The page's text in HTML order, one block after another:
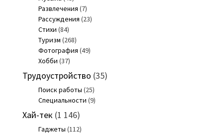
Развлечения (7)
Рассуждения (23)
Стихи (84)
Туризм (268)
Фотография (49)
Хобби (37)
Трудоустройство (35)
Поиск работы (25)
Специальности (9)
Хай-тек (1 146)
Гаджеты (112)